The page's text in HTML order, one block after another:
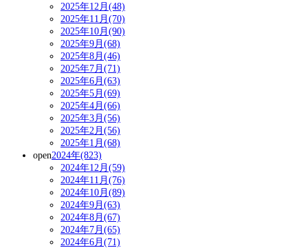
2025年12月(48)
2025年11月(70)
2025年10月(90)
2025年9月(68)
2025年8月(46)
2025年7月(71)
2025年6月(63)
2025年5月(69)
2025年4月(66)
2025年3月(56)
2025年2月(56)
2025年1月(68)
open2024年(823)
2024年12月(59)
2024年11月(76)
2024年10月(89)
2024年9月(63)
2024年8月(67)
2024年7月(65)
2024年6月(71)